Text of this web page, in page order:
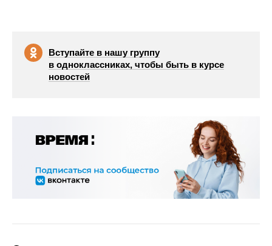
Вступайте в нашу группу
в одноклассниках, чтобы быть в курсе
новостей